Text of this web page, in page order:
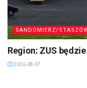
SANDOMIERZ/
Region: ZUS
2026-08-07